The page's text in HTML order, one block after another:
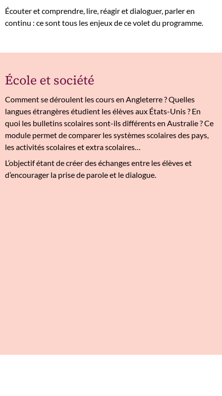
Écouter et comprendre, lire, réagir et dialoguer, parler en
continu : ce sont tous les enjeux de ce volet du programme.
École et société
Comment se déroulent les cours en Angleterre ? Quelles
langues étrangères étudient les élèves aux États-Unis ? En
quoi les bulletins scolaires sont-ils différents en Australie ? Ce
module permet de comparer les systèmes scolaires des pays,
les activités scolaires et extra scolaires…
L’objectif étant de créer des échanges entre les élèves et
d’encourager la prise de parole et le dialogue.